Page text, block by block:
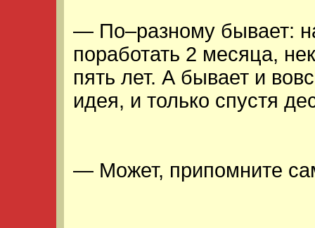
— По–разному бывает:
поработать 2 месяца,
пять лет. А бывает и
идея, и только спустя
— Может, припомните